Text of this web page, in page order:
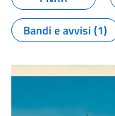
Bandi e avvisi (1)